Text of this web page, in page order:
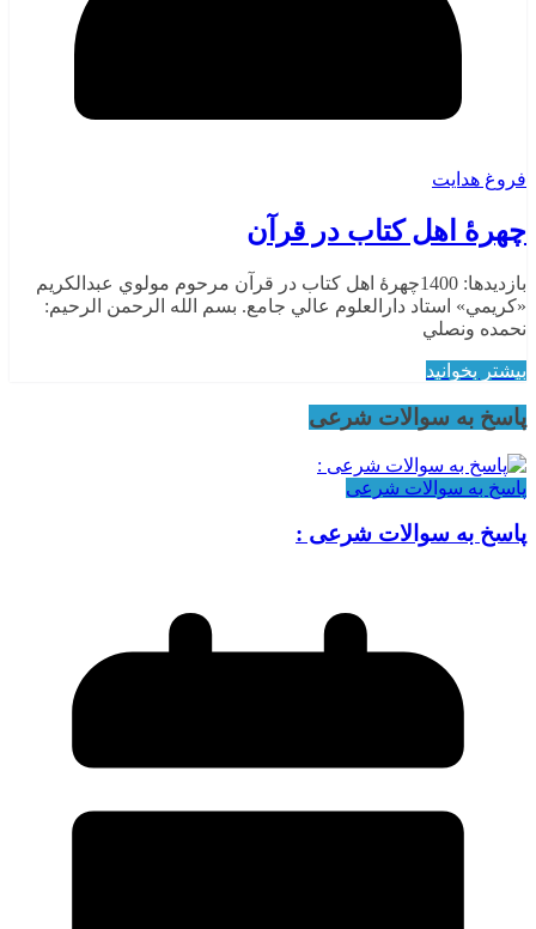
فروغ هدایت
چهرۀ اهل كتاب در قرآن
بازدیدها: 1400چهرۀ اهل كتاب در قرآن مرحوم مولوي عبدالكريم
«كريمي» استاد دارالعلوم عالي جامع. بسم الله الرحمن الرحيم:
نحمده ونصلي
بیشتر بخوانید
پاسخ به سوالات شرعی
پاسخ به سوالات شرعی
پاسخ به سوالات شرعی :